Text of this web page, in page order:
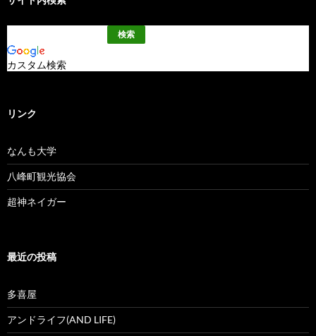
カスタム検索
リンク
なんも大学
八峰町観光協会
超神ネイガー
最近の投稿
多喜屋
アンドライフ(AND LIFE)